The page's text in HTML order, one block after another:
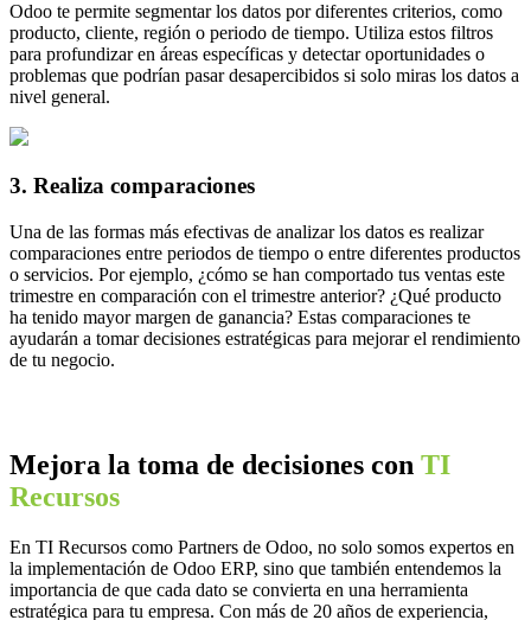
Odoo te permite segmentar los datos por diferentes criterios, como
producto, cliente, región o periodo de tiempo. Utiliza estos filtros
para profundizar en áreas específicas y detectar oportunidades o
problemas que podrían pasar desapercibidos si solo miras los datos a
nivel general.
3. Realiza comparaciones
Una de las formas más efectivas de analizar los datos es realizar
comparaciones entre periodos de tiempo o entre diferentes productos
o servicios. Por ejemplo, ¿cómo se han comportado tus ventas este
trimestre en comparación con el trimestre anterior? ¿Qué producto
ha tenido mayor margen de ganancia? Estas comparaciones te
ayudarán a tomar decisiones estratégicas para mejorar el rendimiento
de tu negocio.
Mejora la toma de decisiones con TI
Recursos
En TI Recursos como Partners de Odoo, no solo somos expertos en
la implementación de Odoo ERP, sino que también entendemos la
importancia de que cada dato se convierta en una herramienta
estratégica para tu empresa. Con más de 20 años de experiencia,